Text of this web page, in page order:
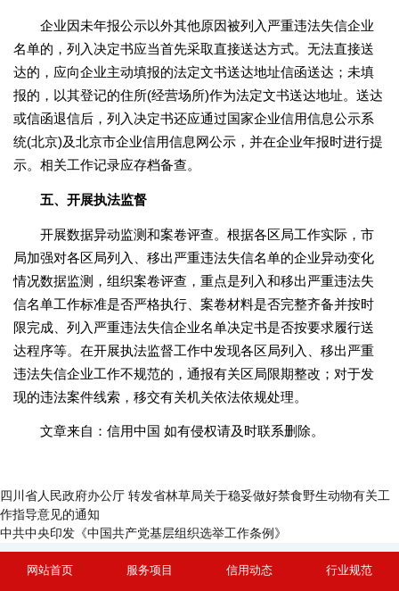
企业因未年报公示以外其他原因被列入严重违法失信企业
名单的，列入决定书应当首先采取直接送达方式。无法直接送
达的，应向企业主动填报的法定文书送达地址信函送达；未填
报的，以其登记的住所(经营场所)作为法定文书送达地址。送达
或信函退信后，列入决定书还应通过国家企业信用信息公示系
统(北京)及北京市企业信用信息网公示，并在企业年报时进行提
示。相关工作记录应存档备查。
五、开展执法监督
开展数据异动监测和案卷评查。根据各区局工作实际，市
局加强对各区局列入、移出严重违法失信名单的企业异动变化
情况数据监测，组织案卷评查，重点是列入和移出严重违法失
信名单工作标准是否严格执行、案卷材料是否完整齐备并按时
限完成、列入严重违法失信企业名单决定书是否按要求履行送
达程序等。在开展执法监督工作中发现各区局列入、移出严重
违法失信企业工作不规范的，通报有关区局限期整改；对于发
现的违法案件线索，移交有关机关依法依规处理。
文章来自：信用中国 如有侵权请及时联系删除。
四川省人民政府办公厅 转发省林草局关于稳妥做好禁食野生动物有关工
作指导意见的通知
中共中央印发《中国共产党基层组织选举工作条例》
网站首页 服务项目 信用动态 行业规范